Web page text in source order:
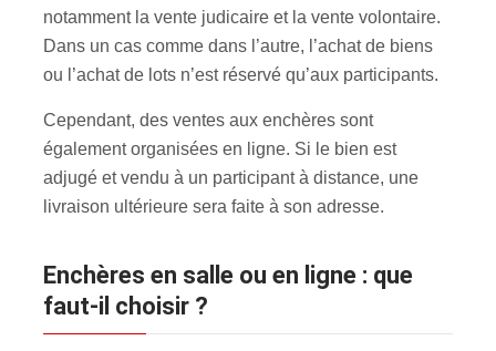
notamment la vente judicaire et la vente volontaire.
Dans un cas comme dans l’autre, l’achat de biens
ou l’achat de lots n’est réservé qu’aux participants.
Cependant, des ventes aux enchères sont
également organisées en ligne. Si le bien est
adjugé et vendu à un participant à distance, une
livraison ultérieure sera faite à son adresse.
Enchères en salle ou en ligne : que
faut-il choisir ?